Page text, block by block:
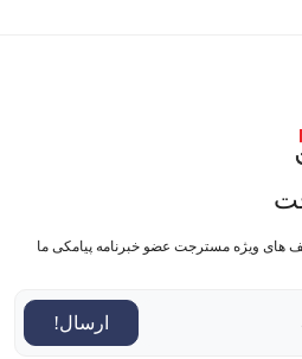
های ویژه مسترجت عضو خبرنامه پیامکی ما
ارسال!